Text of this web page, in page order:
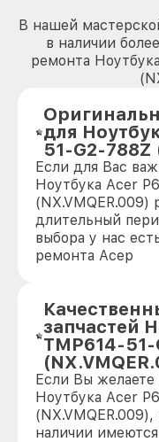
В нашей
в наличии
ремонта
для
51-G2-788Z
Если для Вас
Ноутбука Acer
(NX.VMQER.009)
длительный
выбора у нас
ремонта Асер
запчастей
TMP614-
Если Вы
Ноутбука Acer
наличии